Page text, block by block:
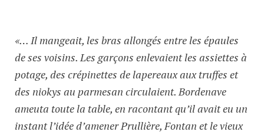
«… Il mangeait, les bras allongés entre les épaules
de ses voisins. Les garçons enlevaient les assiettes à
potage, des crépinettes de lapereaux aux truffes et
des niokys au parmesan circulaient. Bordenave
ameuta toute la table, en racontant qu’il avait eu un
instant l’idée d’amener Prullière, Fontan et le vieux